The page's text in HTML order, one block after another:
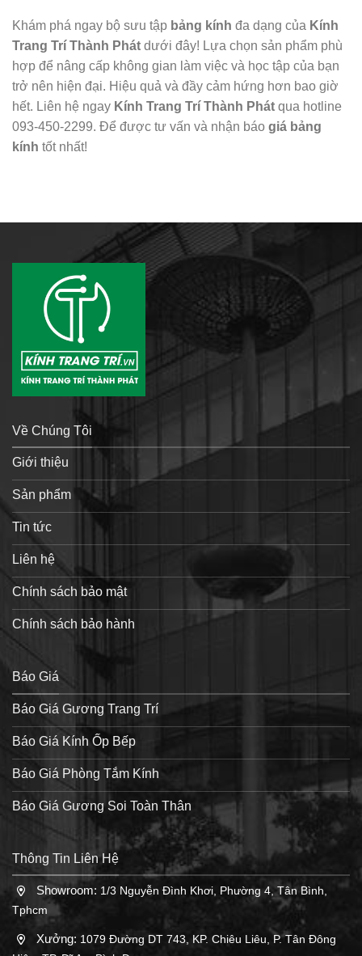
Khám phá ngay bộ sưu tập bảng kính đa dạng của Kính
Trang Trí Thành Phát dưới đây! Lựa chọn sản phẩm phù
hợp để nâng cấp không gian làm việc và học tập của bạn
trở nên hiện đại. Hiệu quả và đầy cảm hứng hơn bao giờ
hết. Liên hệ ngay Kính Trang Trí Thành Phát qua hotline
093-450-2299. Để được tư vấn và nhận báo giá bảng
kính tốt nhất!
Về Chúng Tôi
Giới thiệu
Sản phẩm
Tin tức
Liên hệ
Chính sách bảo mật
Chính sách bảo hành
Báo Giá
Báo Giá Gương Trang Trí
Báo Giá Kính Ốp Bếp
Báo Giá Phòng Tắm Kính
Báo Giá Gương Soi Toàn Thân
Thông Tin Liên Hệ
Showroom: 1/3 Nguyễn Đình Khơi, Phường 4, Tân Bình,
Tphcm
Xưởng: 1079 Đường DT 743, KP. Chiêu Liêu, P. Tân Đông